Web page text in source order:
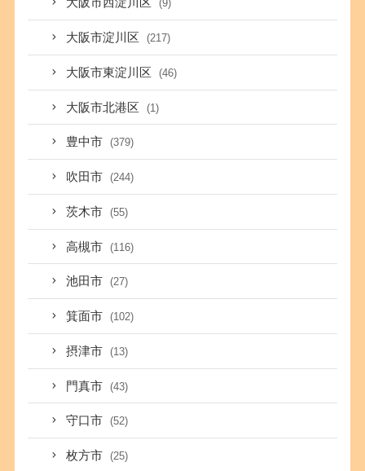
大阪市西淀川区 (9)
大阪市淀川区 (217)
大阪市東淀川区 (46)
大阪市北港区 (1)
豊中市 (379)
吹田市 (244)
茨木市 (55)
高槻市 (116)
池田市 (27)
箕面市 (102)
摂津市 (13)
門真市 (43)
守口市 (52)
枚方市 (25)